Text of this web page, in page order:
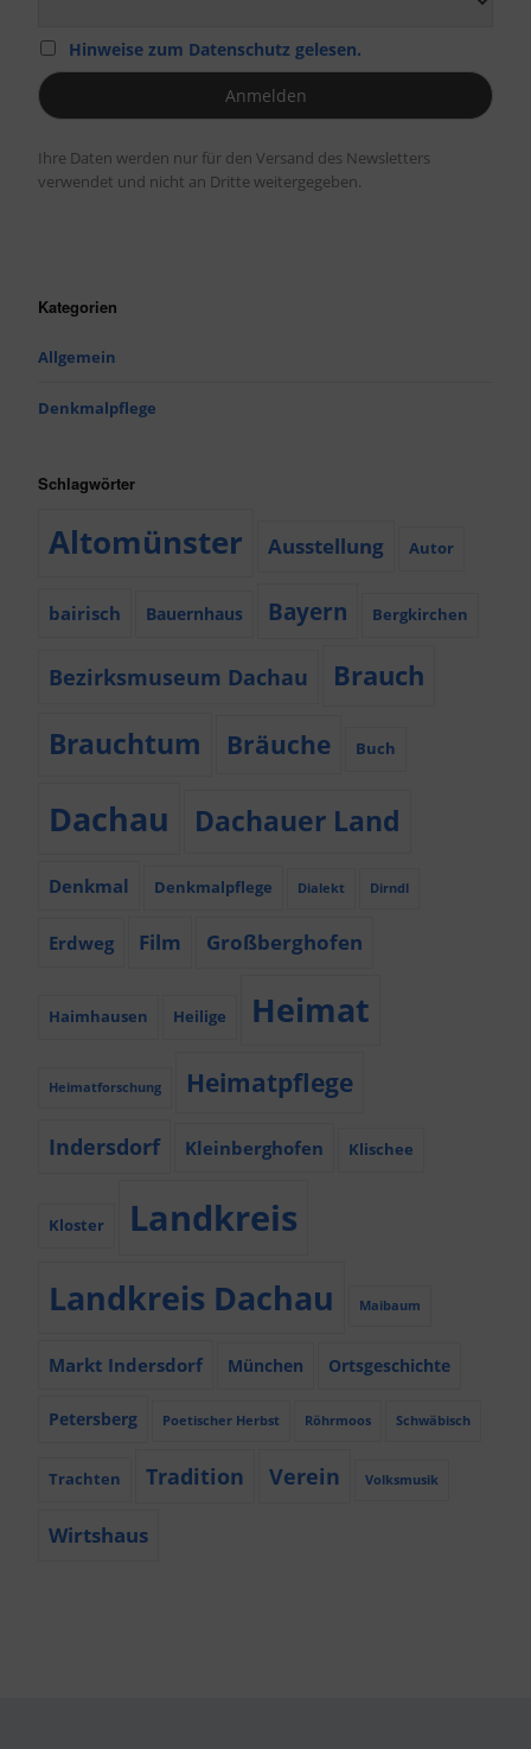
Hinweise zum Datenschutz gelesen.
Ihre Daten werden nur für den Versand des Newsletters
verwendet und nicht an Dritte weitergegeben.
Kategorien
Allgemein
Denkmalpflege
Schlagwörter
Altomünster Ausstellung Autor
bairisch Bauernhaus Bayern Bergkirchen
Bezirksmuseum Dachau Brauch
Brauchtum Bräuche Buch
Dachau Dachauer Land
Denkmal Denkmalpflege Dialekt Dirndl
Erdweg Film Großberghofen
Haimhausen Heilige Heimat
Heimatforschung Heimatpflege
Indersdorf Kleinberghofen Klischee
Kloster Landkreis
Landkreis Dachau Maibaum
Markt Indersdorf München Ortsgeschichte
Petersberg Poetischer Herbst Röhrmoos Schwäbisch
Trachten Tradition Verein Volksmusik
Wirtshaus